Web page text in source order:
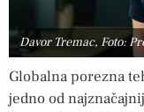
Davor Tremac, Foto:
Globalna porezna
jedno od